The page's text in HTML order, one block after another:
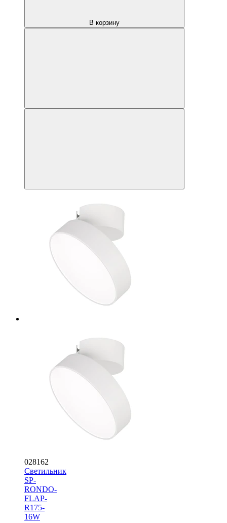
В корзину
028162
Светильник
SP-
RONDO-
FLAP-
R175-
16W